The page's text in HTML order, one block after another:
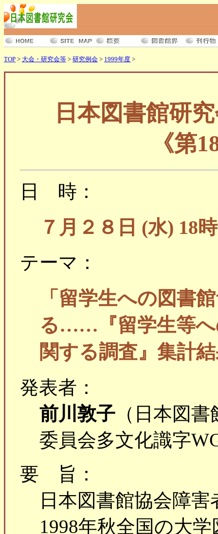
TOP > 大会・研究会等 > 研究例会 > 1999年度 >
日本図書館研
《第
日 時：
７月２８日 (水) 18
テーマ：
「留学生への図書
る……『留学生等へ
関する調査』集計
発表者：
前川敦子 （日本図
委員会多文化識字
要 旨：
日本図書館協会障
1998年秋全国の大